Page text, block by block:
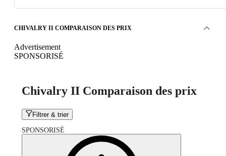
CHIVALRY II COMPARAISON DES PRIX
Advertisement
SPONSORISÉ
Chivalry II Comparaison des prix
Filtrer & trier
SPONSORISÉ